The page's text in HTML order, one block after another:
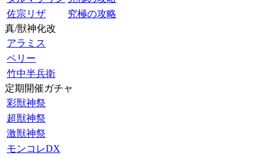
佐宗リザ
究極の攻略
真/獣神化改
アラミス
ペリー
竹中半兵衛
定期開催ガチャ
彩獣神祭
超獣神祭
激獣神祭
モンコレDX